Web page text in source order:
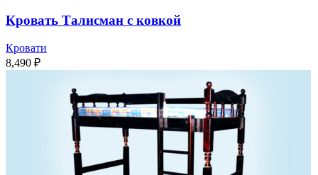
Кровать Талисман с ковкой
Кровати
8,490 ₽